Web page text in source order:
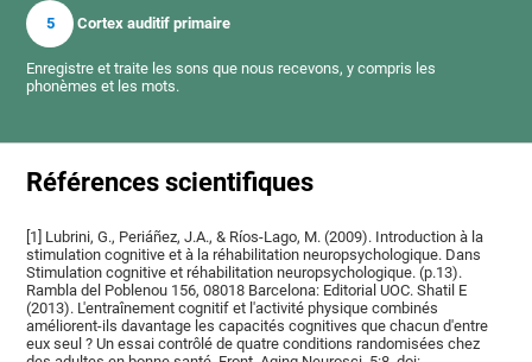
5 Cortex auditif primaire
Enregistre et traite les sons que nous recevons, y compris les
phonèmes et les mots.
Références scientifiques
[1] Lubrini, G., Periáñez, J.A., & Ríos-Lago, M. (2009). Introduction à la
stimulation cognitive et à la réhabilitation neuropsychologique. Dans
Stimulation cognitive et réhabilitation neuropsychologique. (p.13).
Rambla del Poblenou 156, 08018 Barcelona: Editorial UOC. Shatil E
(2013). L'entraînement cognitif et l'activité physique combinés
améliorent-ils davantage les capacités cognitives que chacun d'entre
eux seul ? Un essai contrôlé de quatre conditions randomisées chez